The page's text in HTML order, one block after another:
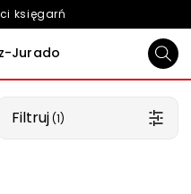
księgarń
Jurado
Filtruj (1)